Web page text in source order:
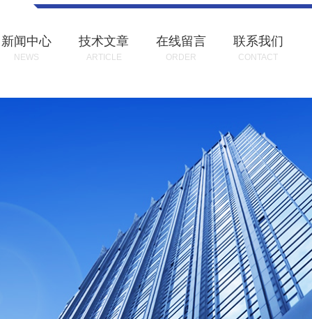
新闻中心
NEWS
技术文章
ARTICLE
在线留言
ORDER
联系我们
CONTACT